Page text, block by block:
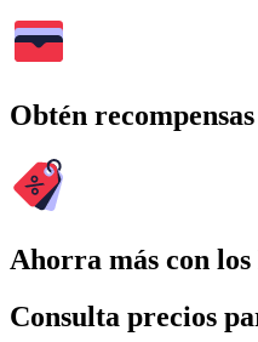
Obtén
Ahorra más con
Consulta precios